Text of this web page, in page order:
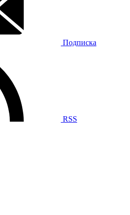
Подписка
RSS